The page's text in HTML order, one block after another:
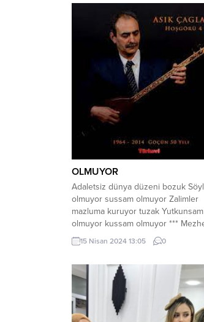
OLMUYOR
Adaletsiz dünya düzeni bozuk
olmuyor sussam olmuyor Zalimler
mazluma kuruyor tuzak Yutkunsam
olmuyor kussam olmuyor ***
meşrep derdi sarmış insanı Bir
koyup akli vicdanı Gözetmez
olmuyor *** Senlik benlik denen
Beşeri kılarmış bir vahşi cani Hani
kardeştik, kardeştik...
15 Nisan 2024 13:05 0